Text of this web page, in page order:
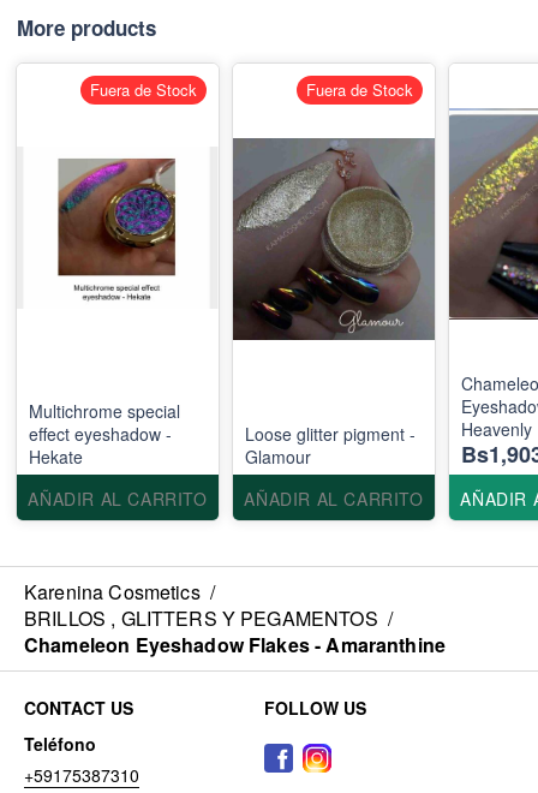
More products
Multichrome special
effect eyeshadow -
Hekate
AÑADIR AL CARRITO
Fuera de Stock
Loose glitter pigment -
Glamour
AÑADIR AL CARRITO
Fuera de Stock
Heavenly
AÑADIR
Karenina Cosmetics /
BRILLOS , GLITTERS Y PEGAMENTOS /
Chameleon Eyeshadow Flakes - Amaranthine
CONTACT US
Teléfono
+59175387310
FOLLOW US